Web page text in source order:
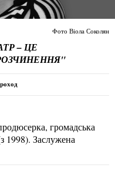
– ЦЕ
Фото Віола Соколян
громадська
1998). Заслужена